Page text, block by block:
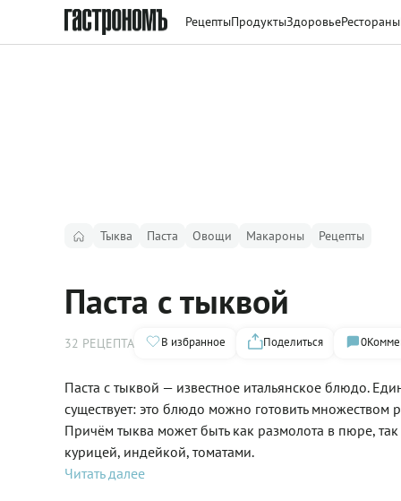
РецептыПродуктыЗдоровьеРестораны
Тыква Паста Овощи Макароны Рецепты
Паста с тыквой
32 РЕЦЕПТА В избранное Поделиться 0
Паста с тыквой — известное итальянское блюдо.
существует: это блюдо можно готовить множеством
Причём тыква может быть как размолота в пюре,
курицей, индейкой, томатами.
Читать далее